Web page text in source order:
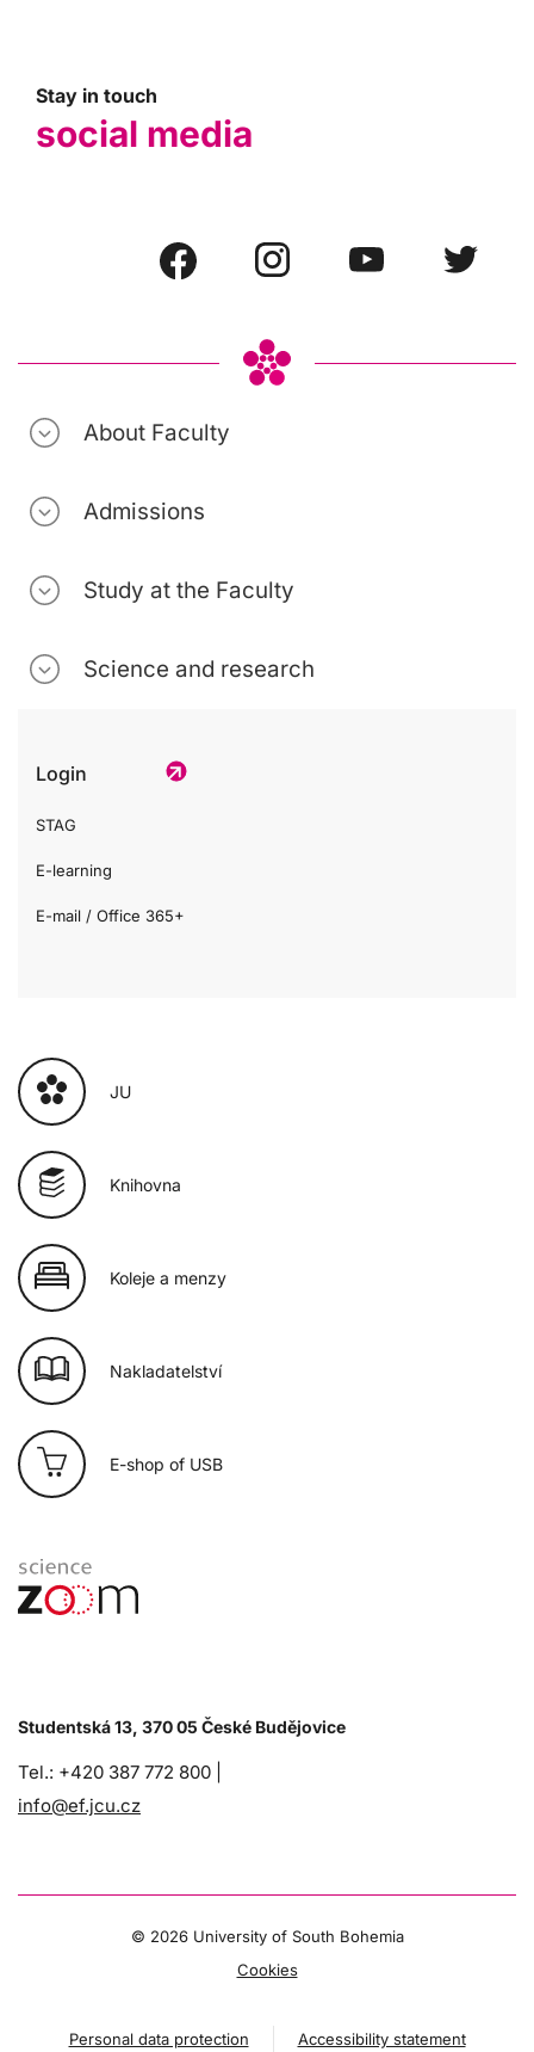
Stay in touch
social media
About Faculty
Admissions
Study at the Faculty
Science and research
Login
STAG
E-learning
E-mail / Office 365+
JU
Knihovna
Koleje a menzy
Nakladatelství
E-shop of USB
Studentská 13, 370 05 České Budějovice
Tel.: +420 387 772 800 |
info@ef.jcu.cz
© 2026 University of South Bohemia
Cookies
Personal data protection Accessibility statement